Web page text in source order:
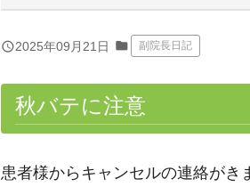
query_builder2025年09月21日 folder 副院長日記
秋バテに注意
患者様からキャンセルの連絡がき